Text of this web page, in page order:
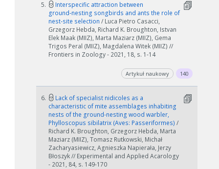
5.
Interspecific attraction between
ground‑nesting songbirds and ants the role of
nest‑site selection / Luca Pietro Casacci,
Grzegorz Hebda, Richard K. Broughton, Istvan
Elek Maak (MIIZ), Marta Maziarz (MIIZ), Gema
Trigos Peral (MIIZ), Magdalena Witek (MIIZ) //
Frontiers in Zoology - 2021, 18, s. 1-14
Artykuł naukowy 140
6.
Lack of specialist nidicoles as a
characteristic of mite assemblages inhabiting
nests of the ground-nesting wood warbler,
Phylloscopus sibilatrix (Aves: Passeriformes) /
Richard K. Broughton, Grzegorz Hebda, Marta
Maziarz (MIIZ), Tomasz Rutkowski, Michał
Zacharyasiewicz, Agnieszka Napierała, Jerzy
Błoszyk // Experimental and Applied Acarology
- 2021, 84, s. 149-170